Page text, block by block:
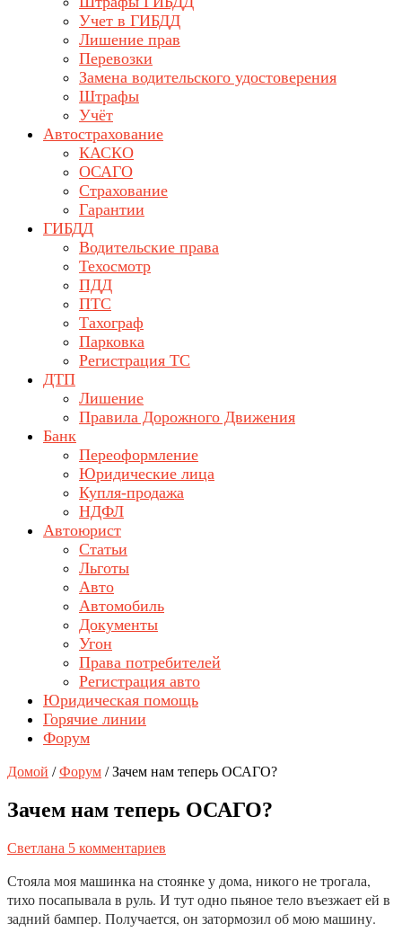
Учет в ГИБДД
Лишение прав
Перевозки
Замена водительского удостоверения
Штрафы
Учёт
Автострахование
КАСКО
ОСАГО
Страхование
Гарантии
ГИБДД
Водительские права
Техосмотр
ПДД
ПТС
Тахограф
Парковка
Регистрация ТС
ДТП
Лишение
Правила Дорожного Движения
Банк
Переоформление
Юридические лица
Купля-продажа
НДФЛ
Автоюрист
Статьи
Льготы
Авто
Автомобиль
Документы
Угон
Права потребителей
Регистрация авто
Юридическая помощь
Горячие линии
Форум
Домой / Форум / Зачем нам теперь ОСАГО?⁠⁠
Зачем нам теперь ОСАГО?⁠⁠
Светлана 5 комментариев
Стояла моя машинка на стоянке у дома, никого не трогала,
тихо посапывала в руль. И тут одно пьяное тело въезжает ей в
задний бампер. Получается, он затормозил об мою машину.